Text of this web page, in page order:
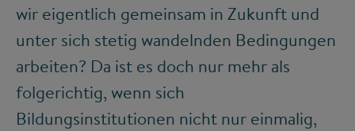
wir eigentlich gemeinsam in Zukunft und
unter sich stetig wandelnden Bedingungen
arbeiten? Da ist es doch nur mehr als
folgerichtig, wenn sich
Bildungsinstitutionen nicht nur einmalig,